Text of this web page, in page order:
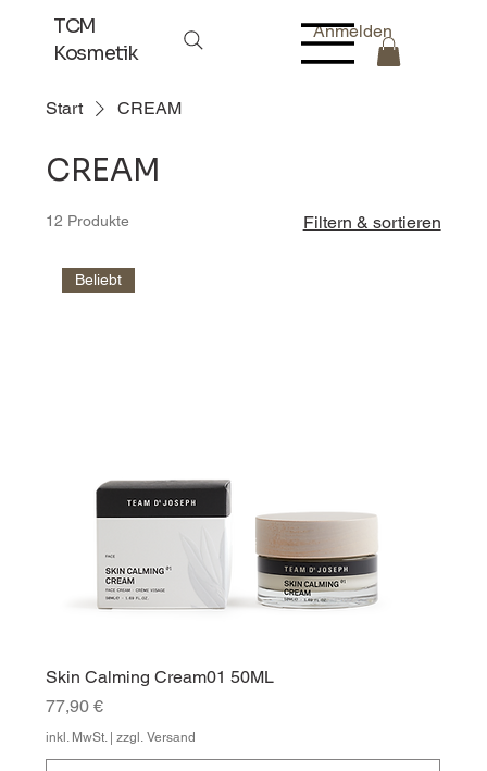
TCM
Kosmetik
Anmelden
Start CREAM
CREAM
12 Produkte Filtern & sortieren
Beliebt
Skin Calming Cream01 50ML
Preis
77,90 €
inkl. MwSt.|zzgl. Versand